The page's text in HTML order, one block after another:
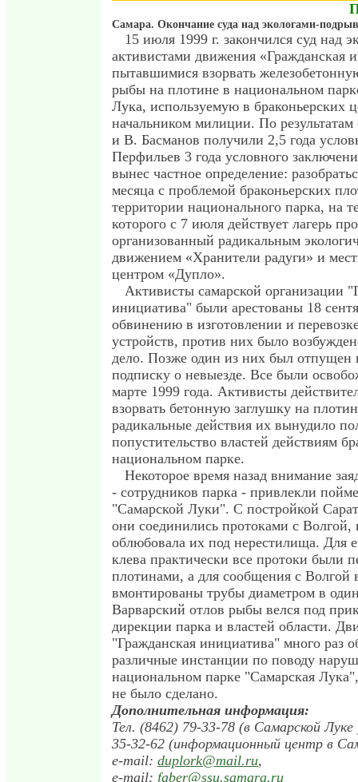
Самара. Окончание суда над экологами-
15 июля 1999 г. закончился суд над
активистами движения «Гражданская
пытавшимися взорвать
рыбы на плотине в национальном
Лука, используемую в браконьерских
начальником милиции. По
и В. Басманов получили 2,5 года
Перфильев 3 года условного
вынес частное определение:
месяца с проблемой браконьерских
территории национального парка, на
которого с 7 июля действует лагерь
организованный радикальным
движением «Хранители радуги» и
центром «Дупло».
Активисты самарской организации
инициатива" были арестованы 18
обвинению в изготовлении и
устройств, против них было
дело. Позже один из них был отпущен
подписку о невыезде. Все были
марте 1999 года. Активисты
взорвать бетонную заглушку на
радикальные действия их вынудило
попустительство властей действиям
национальном парке.
Некоторое время назад внимание
- сотрудников парка - привлекли
"Самарской Луки". С постройкой
они соединились протоками с Волгой,
облюбовала их под нерестилища. Для
клева практически все протоки были
плотинами, а для сообщения с
вмонтированы трубы диаметром в
Варварский отлов рыбы велся под
дирекции парка и властей области.
"Гражданская инициатива" много раз
различные инстанции по поводу
национальном парке "Самарская
не было сделано.
Дополнительная информация:
Тел. (8462) 79-33-78 (в Самарской Луке
35-32-62 (информационный центр в
e-mail: duplork@mail.ru,
e-mail: faber@ssu.samara.ru